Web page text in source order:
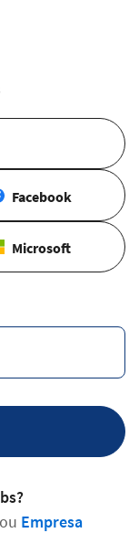
Facebook
Microsoft
Empresa